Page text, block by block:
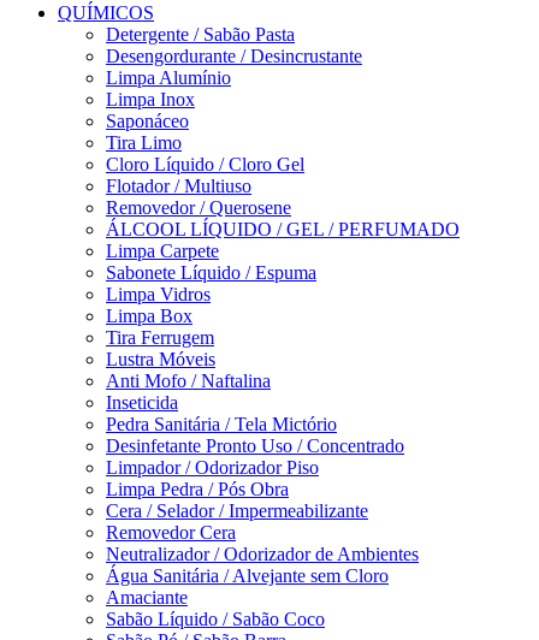
QUÍMICOS
Detergente / Sabão Pasta
Desengordurante / Desincrustante
Limpa Alumínio
Limpa Inox
Saponáceo
Tira Limo
Cloro Líquido / Cloro Gel
Flotador / Multiuso
Removedor / Querosene
ÁLCOOL LÍQUIDO / GEL / PERFUMADO
Limpa Carpete
Sabonete Líquido / Espuma
Limpa Vidros
Limpa Box
Tira Ferrugem
Lustra Móveis
Anti Mofo / Naftalina
Inseticida
Pedra Sanitária / Tela Mictório
Desinfetante Pronto Uso / Concentrado
Limpador / Odorizador Piso
Limpa Pedra / Pós Obra
Cera / Selador / Impermeabilizante
Removedor Cera
Neutralizador / Odorizador de Ambientes
Água Sanitária / Alvejante sem Cloro
Amaciante
Sabão Líquido / Sabão Coco